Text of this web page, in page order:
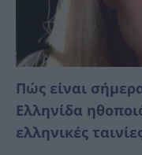
Πώς είναι
Ελληνίδα
ελληνικές